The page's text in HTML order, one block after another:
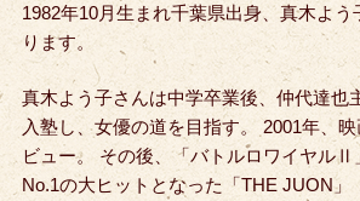
1982年10月生まれ千葉県出身、真木よ
ります。
真木よう子さんは中学卒業後、仲代達也
入塾し、女優の道を目指す。 2001年、
ビュー。 その後、「バトルロワイヤルⅡ
No.1の大ヒットとなった「THE JUON」